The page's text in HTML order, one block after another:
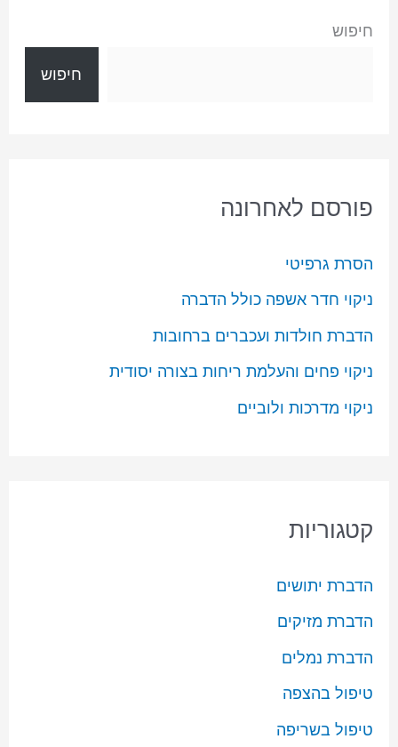
חיפוש
חיפוש
פורסם לאחרונה
הסרת גרפיטי
ניקוי חדר אשפה כולל הדברה
הדברת חולדות ועכברים ברחובות
ניקוי פחים והעלמת ריחות בצורה יסודית
ניקוי מדרכות ולוביים
קטגוריות
הדברת יתושים
הדברת מזיקים
הדברת נמלים
טיפול בהצפה
טיפול בשריפה